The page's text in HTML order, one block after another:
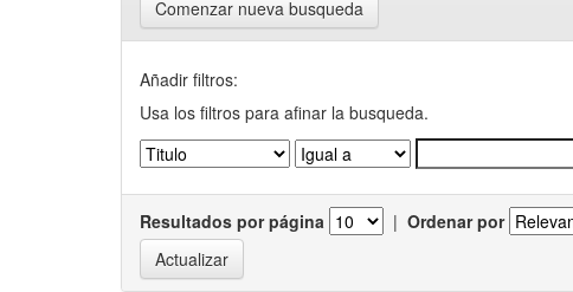
Comenzar nueva busqueda
Añadir filtros:
Usa los filtros para afinar la busqueda.
Resultados por página | Ordenar por